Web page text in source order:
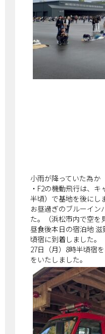
小雨が降っていた為
・F2の機動飛行は、
半頃）で基地を後にし
お昼過ぎのブルーイン
た。（浜松市内で空を
昼食後本日の宿泊地
頃宿に到着しました。
27日（月）8時半頃宿
をいたしました。